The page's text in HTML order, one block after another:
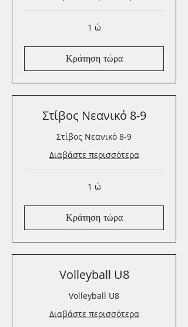
1 ώ
Κράτηση τώρα
Στίβος Νεανικό 8-9
Στίβος Νεανικό 8-9
Διαβάστε περισσότερα
1 ώ
Κράτηση τώρα
Volleyball U8
Volleyball U8
Διαβάστε περισσότερα